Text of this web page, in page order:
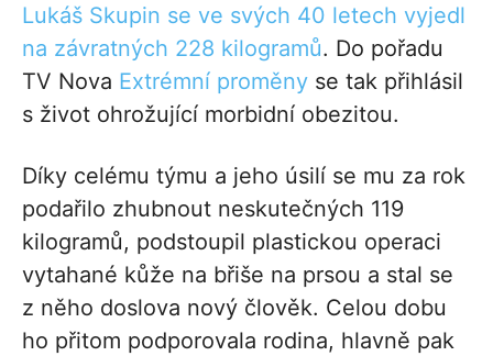
Lukáš Skupin se ve svých 40 letech vyjedl
na závratných 228 kilogramů. Do pořadu
TV Nova Extrémní proměny se tak přihlásil
s život ohrožující morbidní obezitou.
Díky celému týmu a jeho úsilí se mu za rok
podařilo zhubnout neskutečných 119
kilogramů, podstoupil plastickou operaci
vytahané kůže na břiše na prsou a stal se
z něho doslova nový člověk. Celou dobu
ho přitom podporovala rodina, hlavně pak